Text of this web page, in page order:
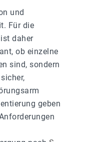
und
Für die
daher
ob einzelne
sind, sondern
geben